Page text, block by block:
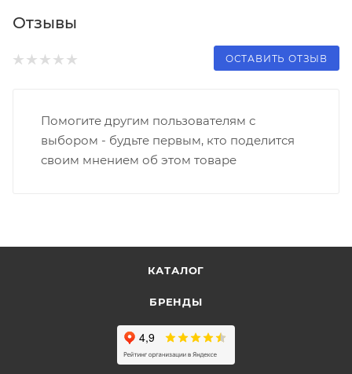
Отзывы
ОСТАВИТЬ ОТЗЫВ
Помогите другим пользователям с
выбором - будьте первым, кто поделится
своим мнением об этом товаре
КАТАЛОГ
БРЕНДЫ